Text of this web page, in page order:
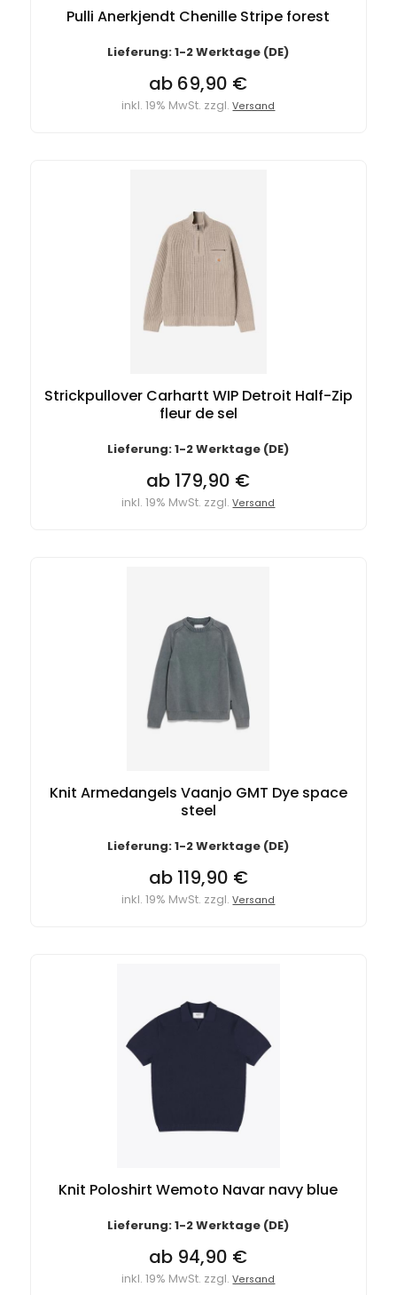
Pulli Anerkjendt Chenille Stripe forest
Lieferung: 1-2 Werktage (DE)
ab 69,90 €
inkl. 19% MwSt. zzgl.Versand
Strickpullover Carhartt WIP Detroit Half-Zip
fleur de sel
Lieferung: 1-2 Werktage (DE)
ab 179,90 €
inkl. 19% MwSt. zzgl.Versand
Knit Armedangels Vaanjo GMT Dye space
steel
Lieferung: 1-2 Werktage (DE)
ab 119,90 €
inkl. 19% MwSt. zzgl.Versand
Knit Poloshirt Wemoto Navar navy blue
Lieferung: 1-2 Werktage (DE)
ab 94,90 €
inkl. 19% MwSt. zzgl.Versand